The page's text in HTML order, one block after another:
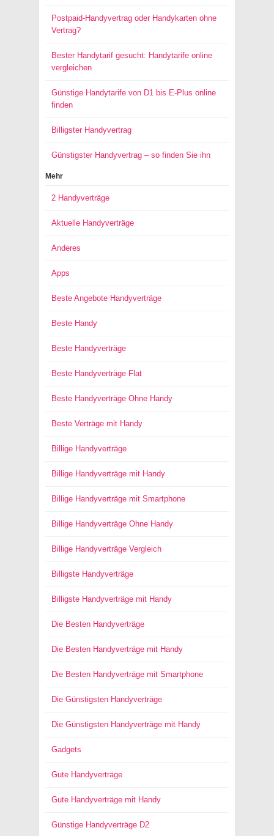
Postpaid-Handyvertrag oder Handykarten ohne
Vertrag?
Bester Handytarif gesucht: Handytarife online
vergleichen
Günstige Handytarife von D1 bis E-Plus online
finden
Billigster Handyvertrag
Günstigster Handyvertrag – so finden Sie ihn
Mehr
2 Handyverträge
Aktuelle Handyverträge
Anderes
Apps
Beste Angebote Handyverträge
Beste Handy
Beste Handyverträge
Beste Handyverträge Flat
Beste Handyverträge Ohne Handy
Beste Verträge mit Handy
Billige Handyverträge
Billige Handyverträge mit Handy
Billige Handyverträge mit Smartphone
Billige Handyverträge Ohne Handy
Billige Handyverträge Vergleich
Billigste Handyverträge
Billigste Handyverträge mit Handy
Die Besten Handyverträge
Die Besten Handyverträge mit Handy
Die Besten Handyverträge mit Smartphone
Die Günstigsten Handyverträge
Die Günstigsten Handyverträge mit Handy
Gadgets
Gute Handyverträge
Gute Handyverträge mit Handy
Günstige Handyverträge D2